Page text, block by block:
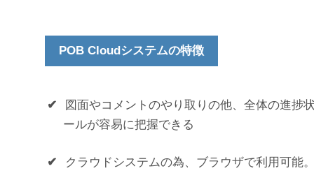
POB Cloudシステムの特徴
✔
図面やコメントのやり取りの他、全体の進捗
ールが容易に把握できる
✔ クラウドシステムの為、ブラウザで利用可能